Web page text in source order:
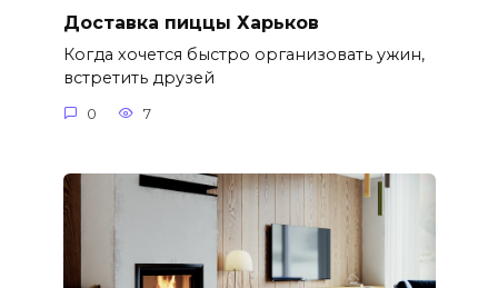
Доставка пиццы Харьков
Когда хочется быстро организовать ужин,
встретить друзей
0 7